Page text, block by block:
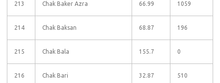
213 Chak Baker Azra 66.99 1059
214 Chak Baksan 68.87 196
215 Chak Bala 155.7 0
216 Chak Bari 32.87 510